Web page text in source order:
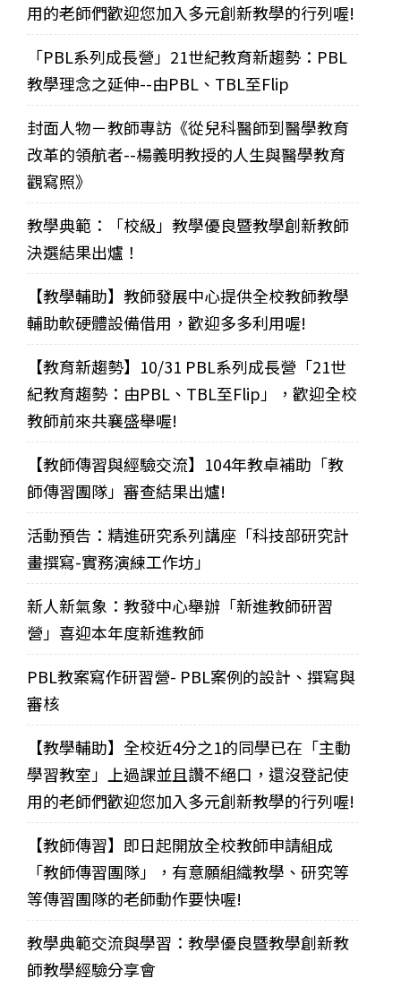
用的老師們歡迎您加入多元創新教學的行列喔!
「PBL系列成長營」21世紀教育新趨勢：PBL
教學理念之延伸--由PBL、TBL至Flip
封面人物－教師專訪《從兒科醫師到醫學教育
改革的領航者--楊義明教授的人生與醫學教育
觀寫照》
教學典範：「校級」教學優良暨教學創新教師
決選結果出爐！
【教學輔助】教師發展中心提供全校教師教學
輔助軟硬體設備借用，歡迎多多利用喔!
【教育新趨勢】10/31 PBL系列成長營「21世
紀教育趨勢：由PBL、TBL至Flip」，歡迎全校
教師前來共襄盛舉喔!
【教師傳習與經驗交流】104年教卓補助「教
師傳習團隊」審查結果出爐!
活動預告：精進研究系列講座「科技部研究計
畫撰寫-實務演練工作坊」
新人新氣象：教發中心舉辦「新進教師研習
營」喜迎本年度新進教師
PBL教案寫作研習營- PBL案例的設計、撰寫與
審核
【教學輔助】全校近4分之1的同學已在「主動
學習教室」上過課並且讚不絕口，還沒登記使
用的老師們歡迎您加入多元創新教學的行列喔!
【教師傳習】即日起開放全校教師申請組成
「教師傳習團隊」，有意願組織教學、研究等
等傳習團隊的老師動作要快喔!
教學典範交流與學習：教學優良暨教學創新教
師教學經驗分享會